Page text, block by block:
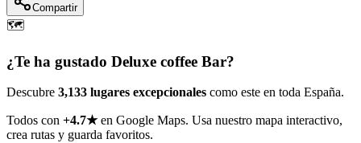
Compartir
🗺️
¿Te ha gustado Deluxe coffee Bar?
Descubre 3,133 lugares excepcionales como este en toda España.
Todos con +4.7★en Google Maps. Usa nuestro mapa interactivo,
crea rutas y guarda favoritos.